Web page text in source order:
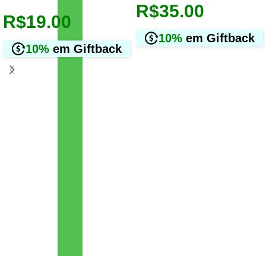
R$19.00
10% em Giftback
R$35.00
10% em Giftback